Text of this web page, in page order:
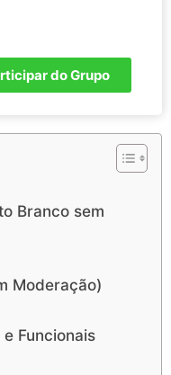
do Grupo
Branco sem
Moderação)
Funcionais